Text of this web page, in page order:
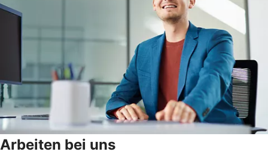
Arbeiten bei uns